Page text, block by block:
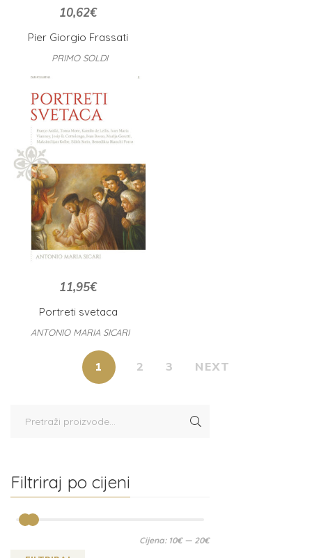
Pier Giorgio Frassati
10,62€
PRIMO SOLDI
Portreti svetaca
11,95€
ANTONIO MARIA SICARI
1 2 3 NEXT
Filtriraj po cijeni
Cijena: 10€— 20€